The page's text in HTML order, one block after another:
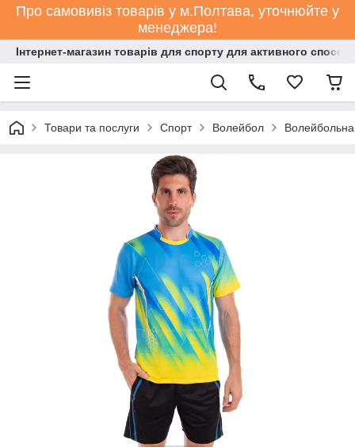
Про самовивіз товарів у м.Полтава, уточнюйте у
менеджера!
Інтернет-магазин товарів для спорту для активного
Товари та послуги Спорт Волейбол